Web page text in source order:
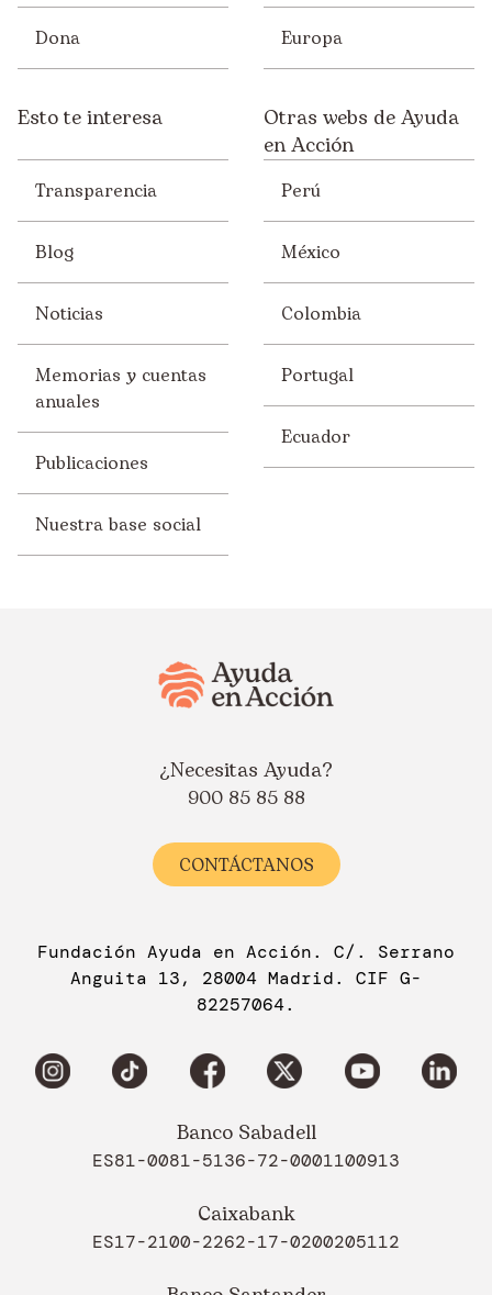
Dona Europa
Esto te interesa
Transparencia
Blog
Noticias
Memorias y cuentas
anuales
Publicaciones
Nuestra base social
Otras webs de Ayuda
en Acción
Perú
México
Colombia
Portugal
Ecuador
¿Necesitas Ayuda?
900 85 85 88
CONTÁCTANOS
Fundación Ayuda en Acción. C/. Serrano
Anguita 13, 28004 Madrid. CIF G-
82257064.
Banco Sabadell
ES81-0081-5136-72-0001100913
Caixabank
ES17-2100-2262-17-0200205112